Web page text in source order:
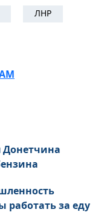
ЛНР
Донетчина
за еду